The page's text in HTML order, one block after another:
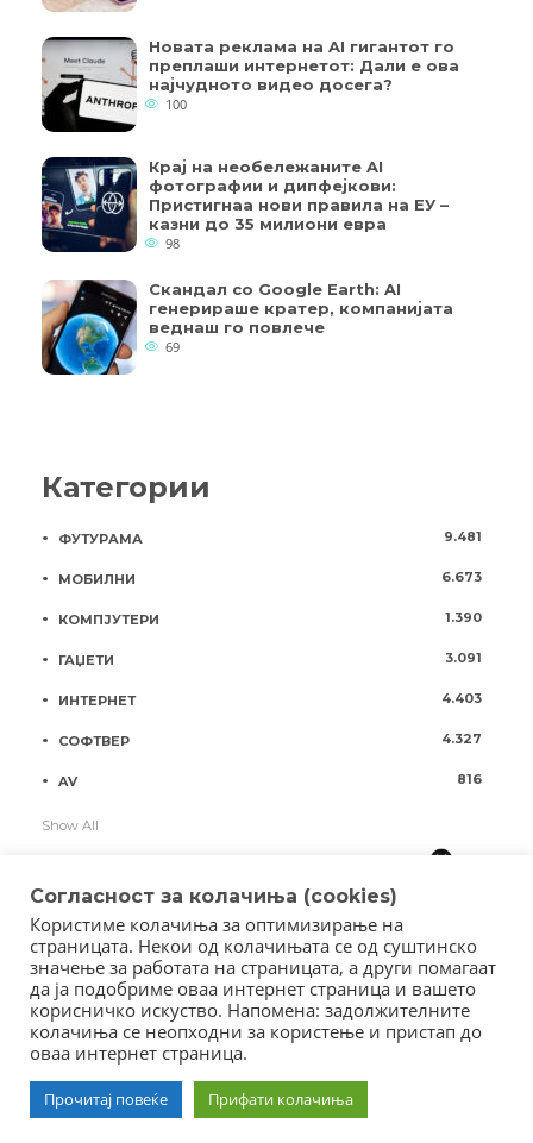
Новата реклама на AI гигантот го
преплаши интернетот: Дали е ова
најчудното видео досега?
100
Крај на необележаните AI
фотографии и дипфејкови:
Пристигнаа нови правила на ЕУ –
казни до 35 милиони евра
98
Скандал со Google Earth: AI
генерираше кратер, компанијата
веднаш го повлече
69
Категории
ФУТУРАМА 9.481
МОБИЛНИ 6.673
КОМПЈУТЕРИ 1.390
ГАЏЕТИ 3.091
ИНТЕРНЕТ 4.403
СОФТВЕР 4.327
AV 816
Show All
Copyright © 2018 - Member of IAB Macedonia
Member of Clip Media Group / 2017
Согласност за колачиња (cookies)
Користиме колачиња за оптимизирање на
страницата. Некои од колачињата се од суштинско
значење за работата на страницата, а други помагаат
да ја подобриме оваа интернет страница и вашето
корисничко искуство. Напомена: задолжителните
колачиња се неопходни за користење и пристап до
оваа интернет страница.
Прочитај повеќе Прифати колачиња